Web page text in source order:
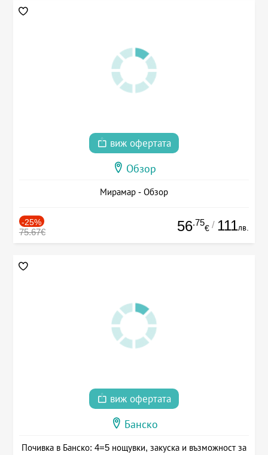
виж офертата
Обзор
Мирамар - Обзор
-25%
75.67€ 56.75
€ / 111лв.
виж офертата
Банско
Почивка в Банско: 4=5 нощувки, закуска и възможност за